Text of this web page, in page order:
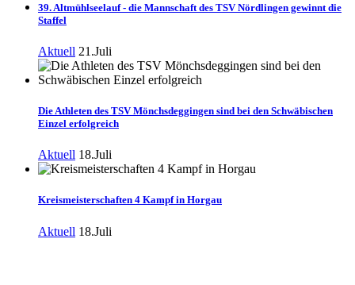
39. Altmühlseelauf - die Mannschaft des TSV Nördlingen gewinnt die
Staffel
Aktuell 21.Juli
Die Athleten des TSV Mönchsdeggingen sind bei den Schwäbischen
Einzel erfolgreich
Aktuell 18.Juli
Kreismeisterschaften 4 Kampf in Horgau
Aktuell 18.Juli